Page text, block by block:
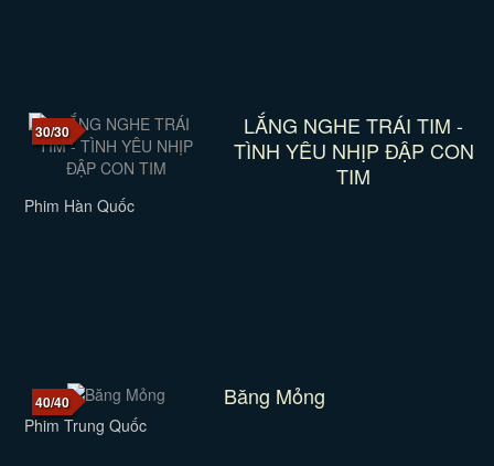
30/30
LẮNG NGHE TRÁI TIM -
TÌNH YÊU NHỊP ĐẬP CON
TIM
Phim Hàn Quốc
40/40 Băng Mỏng
Phim Trung Quốc